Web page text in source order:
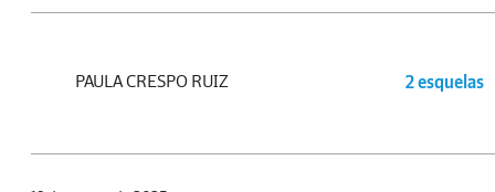
PAULA CRESPO RUIZ 2 esquelas